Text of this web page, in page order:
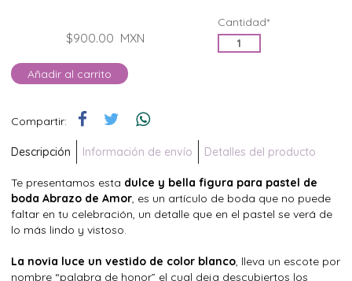
$900.00 MXN
Cantidad*
Añadir al carrito
Compartir:
Descripción Información de envío Detalles del producto
Te presentamos esta dulce y bella figura para pastel de
boda Abrazo de Amor, es un artículo de boda que no puede
faltar en tu celebración, un detalle que en el pastel se verá de
lo más lindo y vistoso.
La novia luce un vestido de color blanco, lleva un escote por
nombre “palabra de honor” el cual deja descubiertos los